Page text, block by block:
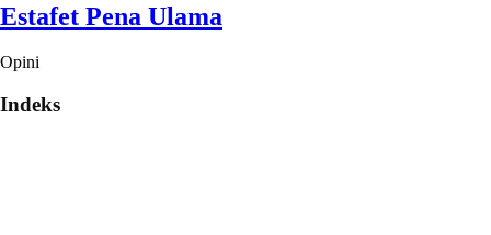
Estafet Pena Ulama
Opini
Indeks